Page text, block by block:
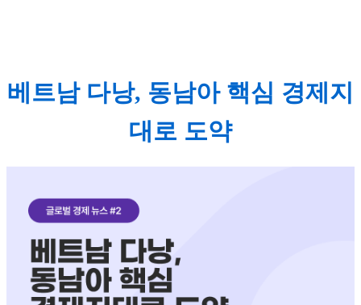
베트남 다낭, 동남아 핵심 경제지
대로 도약